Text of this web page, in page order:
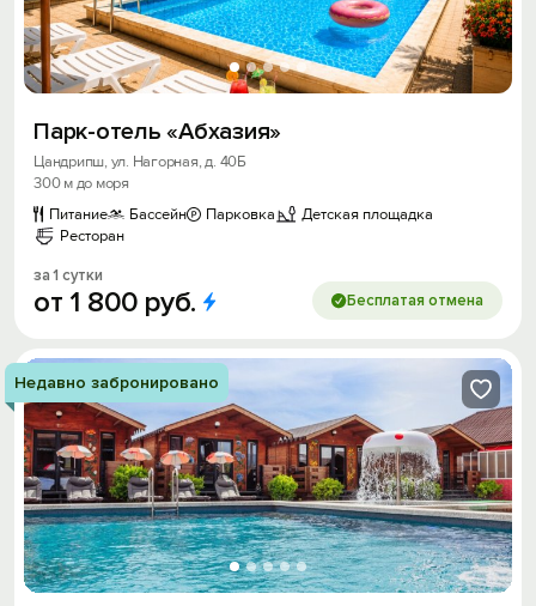
Парк-отель «Абхазия»
Цандрипш, ул. Нагорная, д. 40Б
300 м до моря
Питание
Бассейн Парковка
Детская площадка
Ресторан
за 1 сутки
от 1 800 руб. Бесплатая отмена
Недавно забронировано